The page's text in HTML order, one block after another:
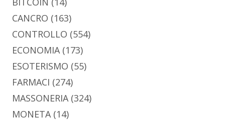
CANCRO (163)
CONTROLLO (554)
ECONOMIA(173)
ESOTERISMO (55)
FARMACI (274)
MASSONERIA(324)
MONETA(14)